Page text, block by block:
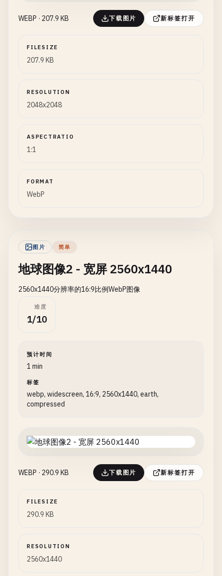
WEBP · 207.9 KB 下载图片 新标签打开
FILESIZE
207.9 KB
RESOLUTION
2048x2048
ASPECTRATIO
1:1
FORMAT
WebP
图片 简单
地球图像2 - 宽屏 2560x1440
2560x1440分辨率的16:9比例WebP图像
难度
1/10
预计时间
1 min
标签
webp, widescreen, 16:9, 2560x1440, earth,
compressed
WEBP · 290.9 KB 下载图片 新标签打开
FILESIZE
290.9 KB
RESOLUTION
2560x1440